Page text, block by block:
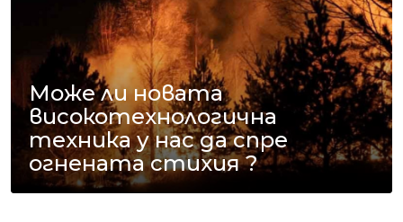
Може ли новата
високотехнологична
техника у нас да спре
огнената стихия ?